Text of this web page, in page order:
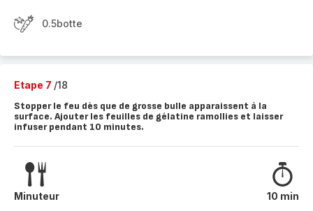
0.5botte
Etape 7 /18
Stopper le feu dès que de grosse bulle apparaissent à la
surface. Ajouter les feuilles de gélatine ramollies et laisser
infuser pendant 10 minutes.
Minuteur 10 min